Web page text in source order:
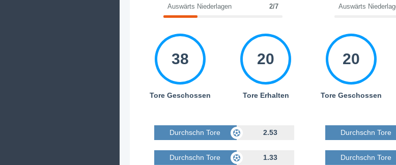
Auswärts Niederlagen 2/7
38
Tore Geschossen
20
Tore Erhalten
Durchschn Tore Geschossen 2.53
Durchschn Tore Erhalten 1.33
Auswärts
20
Tore Geschossen
Durchschn Tore
Durchschn Tore